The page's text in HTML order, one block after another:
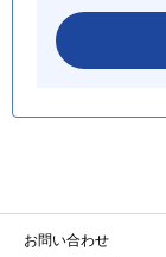
お問い合わせ